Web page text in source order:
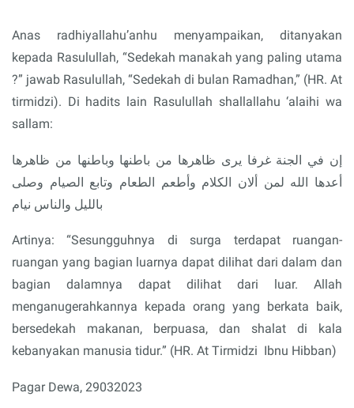
Anas radhiyallahu’anhu menyampaikan, ditanyakan
kepada Rasulullah, “Sedekah manakah yang paling utama
?” jawab Rasulullah, “Sedekah di bulan Ramadhan,” (HR. At
tirmidzi). Di hadits lain Rasulullah shallallahu ‘alaihi wa
sallam:
إن في الجنة غرفا يرى ظاهرها من باطنها وباطنها من ظاهرها
أعدها الله لمن ألان الكلام وأطعم الطعام وتابع الصيام وصلى
بالليل والناس نيام
Artinya: “Sesungguhnya di surga terdapat ruangan-
ruangan yang bagian luarnya dapat dilihat dari dalam dan
bagian dalamnya dapat dilihat dari luar. Allah
menganugerahkannya kepada orang yang berkata baik,
bersedekah makanan, berpuasa, dan shalat di kala
kebanyakan manusia tidur.” (HR. At Tirmidzi Ibnu Hibban)
Pagar Dewa, 29032023